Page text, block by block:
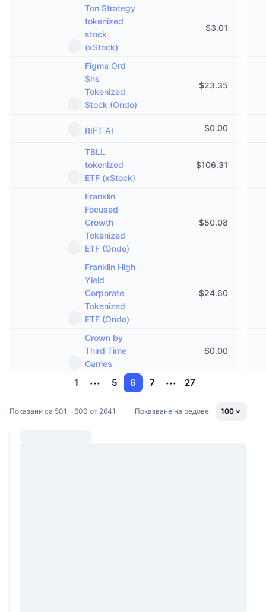
Ton Strategy
tokenized
stock
(xStock)
$3.01
Figma Ord
Shs
Tokenized
Stock (Ondo)
$23.35
RIFT AI $0.00
TBLL
tokenized
ETF (xStock)
$106.31
Franklin
Focused
Growth
Tokenized
ETF (Ondo)
$50.08
Franklin High
Yield
Corporate
Tokenized
ETF (Ondo)
$24.60
Crown by
Third Time
Games
$0.00
1 5 6 7 27
Показани са 501 - 600 от 2641 Показване на редове 100